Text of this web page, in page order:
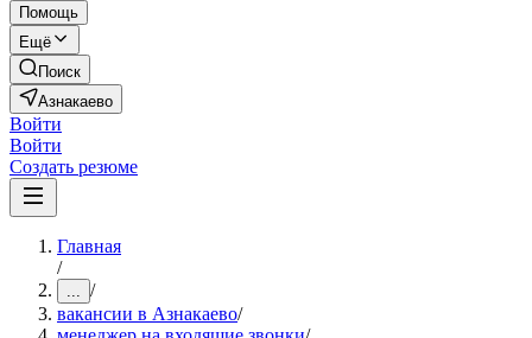
Помощь
Ещё
Поиск
Азнакаево
Войти
Войти
Создать резюме
Главная
/
... /
вакансии в Азнакаево/